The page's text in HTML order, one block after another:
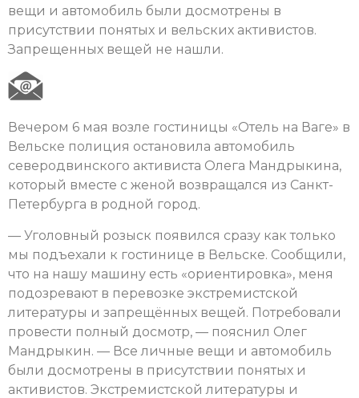
вещи и автомобиль были досмотрены в
присутствии понятых и вельских активистов.
Запрещенных вещей не нашли.
Вечером 6 мая возле гостиницы «Отель на Ваге» в
Вельске полиция остановила автомобиль
северодвинского активиста Олега Мандрыкина,
который вместе с женой возвращался из Санкт-
Петербурга в родной город.
— Уголовный розыск появился сразу как только
мы подъехали к гостинице в Вельске. Сообщили,
что на нашу машину есть «ориентировка», меня
подозревают в перевозке экстремистской
литературы и запрещённых вещей. Потребовали
провести полный досмотр, — пояснил Олег
Мандрыкин. — Все личные вещи и автомобиль
были досмотрены в присутствии понятых и
активистов. Экстремистской литературы и